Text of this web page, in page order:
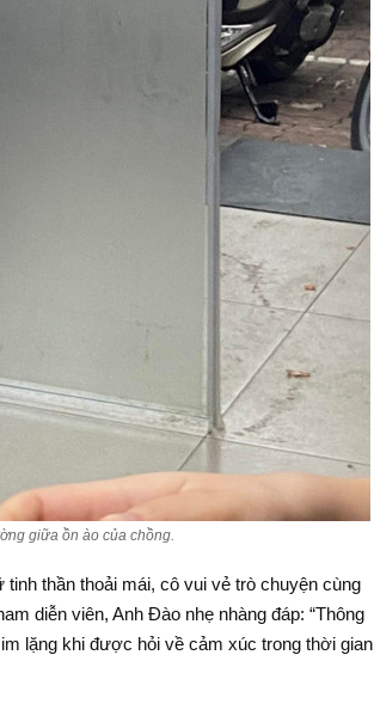
giữa ồn ào của chồng.
thần thoải mái, cô vui vẻ trò chuyện cùng
diễn viên, Anh Đào nhẹ nhàng đáp: “Thông
lặng khi được hỏi về cảm xúc trong thời gian